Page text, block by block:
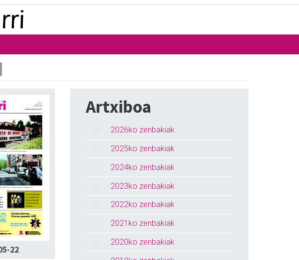
22
Artxiboa
2026ko zenbakiak
2025ko zenbakiak
2024ko zenbakiak
2023ko zenbakiak
2022ko zenbakiak
2021ko zenbakiak
2020ko zenbakiak